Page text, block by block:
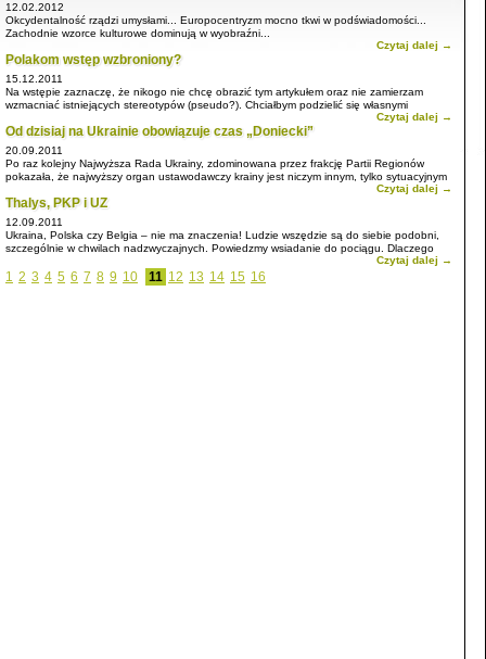
12.02.2012
Okcydentalność rządzi umysłami... Europocentryzm mocno tkwi w podświadomości...
Zachodnie wzorce kulturowe dominują w wyobraźni...
Jak my się mylimy, myśląc, że jesteśmy najlepsi! Błąd i zacofanie kulturowe!
Ograniczoność i zamkniętość na „Inność”!
Czytaj dalej →
Polakom wstęp wzbroniony?
15.12.2011
Na wstępie zaznaczę, że nikogo nie chcę obrazić tym artykułem oraz nie zamierzam
wzmacniać istniejących stereotypów (pseudo?). Chciałbym podzielić się własnymi
obserwacjami i krótkimi rozważaniami, które były sprowokowane tabliczką, zauważoną na
vaporetto w Wenecji.
Czytaj dalej →
Od dzisiaj na Ukrainie obowiązuje czas „Doniecki”
20.09.2011
Po raz kolejny Najwyższa Rada Ukrainy, zdominowana przez frakcję Partii Regionów
pokazała, że najwyższy organ ustawodawczy krainy jest niczym innym, tylko sytuacyjnym
Czytaj dalej →
Thalys, PKP i UZ
12.09.2011
Ukraina, Polska czy Belgia – nie ma znaczenia! Ludzie wszędzie są do siebie podobni,
szczególnie w chwilach nadzwyczajnych. Powiedzmy wsiadanie do pociągu. Dlaczego
Czytaj dalej →
1 2 3 4 5 6 7 8 9 10 11 12 13 14 15 16